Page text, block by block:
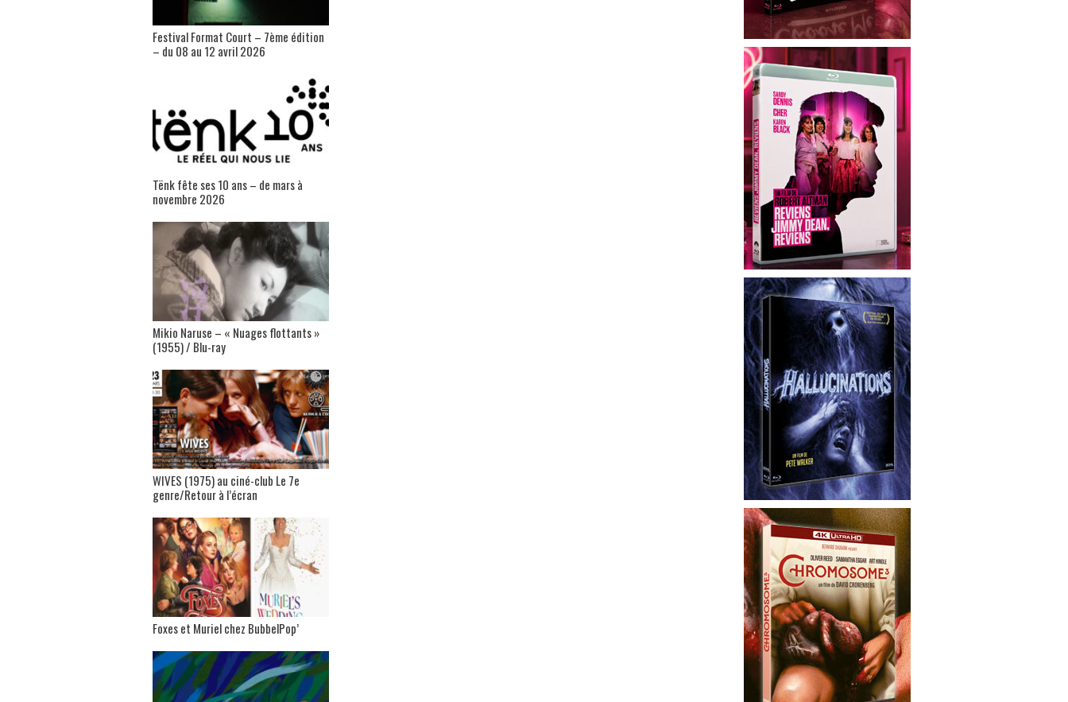
Festival Format Court – 7ème édition
– du 08 au 12 avril 2026
Tënk fête ses 10 ans – de mars à
novembre 2026
Mikio Naruse – « Nuages flottants »
(1955) / Blu-ray
WIVES (1975) au ciné-club Le 7e
genre/Retour à l’écran
Foxes et Muriel chez BubbelPop’